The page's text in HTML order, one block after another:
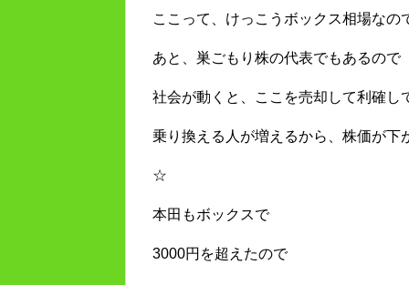
ここって、けっこうボックス相場なの
あと、巣ごもり株の代表でもあるので
社会が動くと、ここを売却して利確し
乗り換える人が増えるから、株価が下
☆
本田もボックスで
3000円を超えたので